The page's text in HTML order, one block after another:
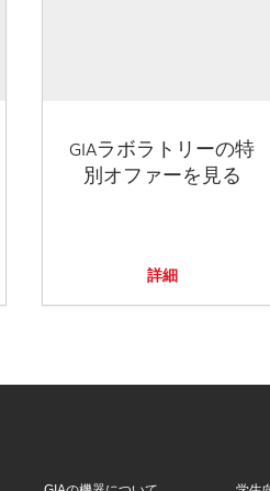
GIAラボラトリーの特
別オファーを見る
詳細